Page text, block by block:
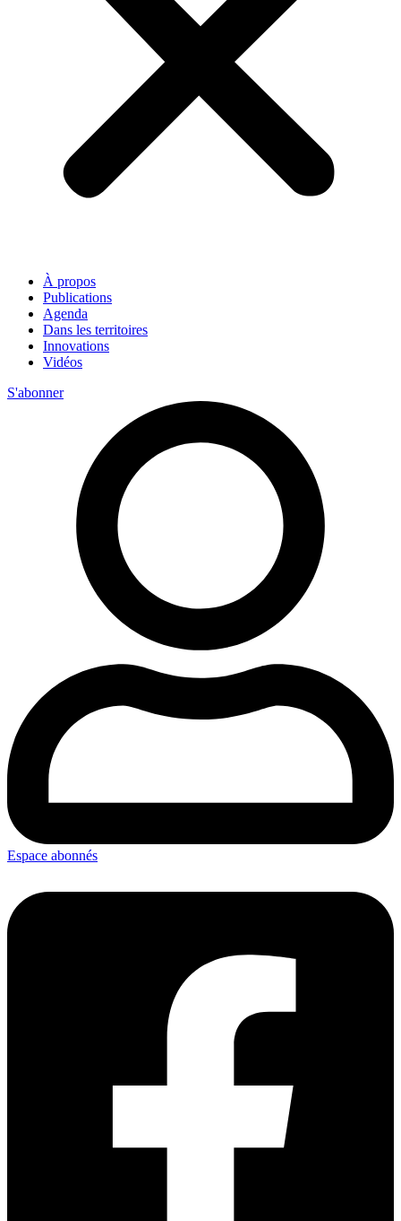
À propos
Publications
Agenda
Dans les territoires
Innovations
Vidéos
S'abonner
Espace abonnés